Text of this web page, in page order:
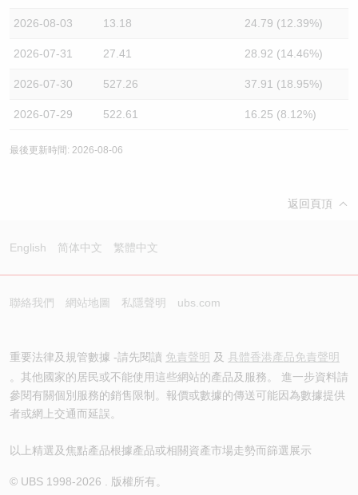
2026-08-03 13.18 24.79 (12.39%)
2026-07-31 27.41 28.92 (14.46%)
2026-07-30 527.26 37.91 (18.95%)
2026-07-29 522.61 16.25 (8.12%)
最後更新時間: 2026-08-06
返回頁頂
English 简体中文 繁體中文
聯絡我們 網站地圖 私隱聲明 ubs.com
重要法律及規管數據 -請先閱讀 免責聲明 及 具體香港產品免責聲明
。其他國家的居民或不能使用這些網站的產品及服務。 進一步資料請
參閱有關個別服務的銷售限制。報價或數據的傳送可能因為數據提供
者或網上交通而延誤。
以上精選及焦點產品根據產品或相關資產市場走勢而篩選展示
© UBS 1998-2026 . 版權所有。